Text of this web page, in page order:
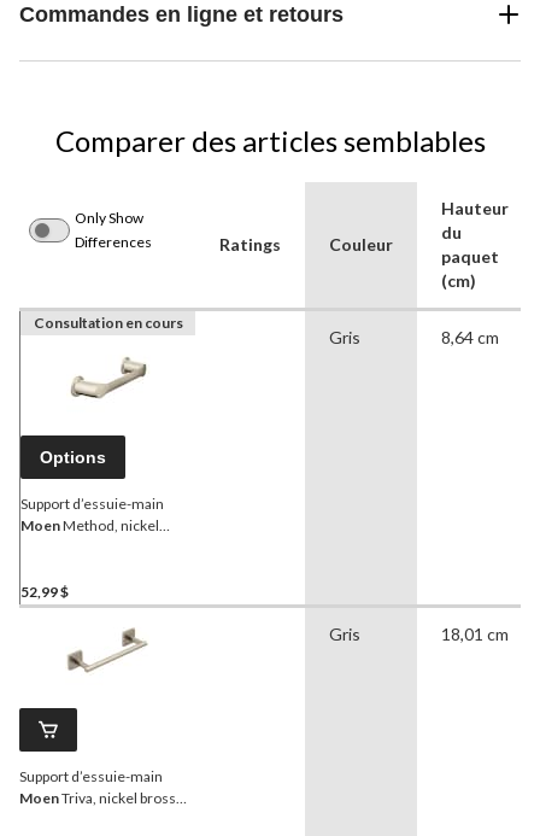
Commandes en ligne et retours
Comparer des articles semblables
Only Show
Differences
Ratings Couleur
Hauteur
du
paquet
(cm)
Consultation en cours
Options
Support d’essuie-main
MoenMethod, nickel
52,99 $
Gris 8,64 cm
Support d’essuie-main
MoenTriva, nickel brossé,
Gris 18,01 cm